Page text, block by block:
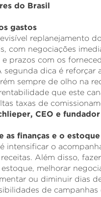
do Brasil
gastos
replanejamento
com negociações
prazos com os
segunda dica é reforçar
sempre de olho na
que este
taxas de
CEO e
as finanças e o estoque
intensificar o
receitas. Além disso,
melhorar
ou diminuir dias
de